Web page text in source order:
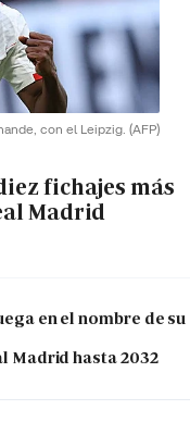
con el Leipzig. (AFP)
fichajes más
Madrid
en el nombre de su
Madrid hasta 2032